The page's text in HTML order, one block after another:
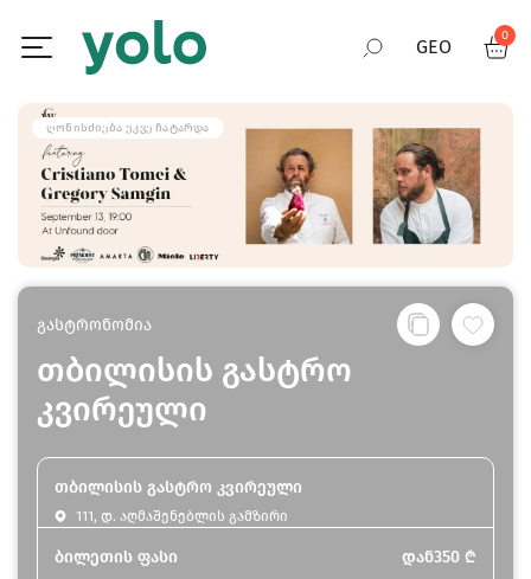
GEO
ENG
0
ᲦᲝᲜᲘᲡᲫᲘᲔᲑᲐ ᲣᲙᲕᲔ ᲩᲐᲢᲐᲠᲓᲐ
გასტრონომია
თბილისის გასტრო
კვირეული
თბილისის გასტრო კვირეული
111, დ. აღმაშენებლის გამზირი
ბილეთის ფასი დან350 ₾